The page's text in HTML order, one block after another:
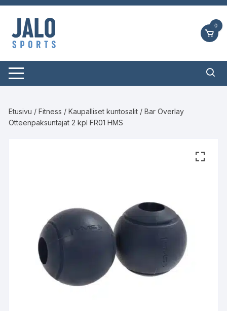
Siirry
suoraan
sisältöön
0
Etusivu /Fitness /Kaupalliset kuntosalit / Bar Overlay
Otteenpaksuntajat 2 kpl FR01 HMS